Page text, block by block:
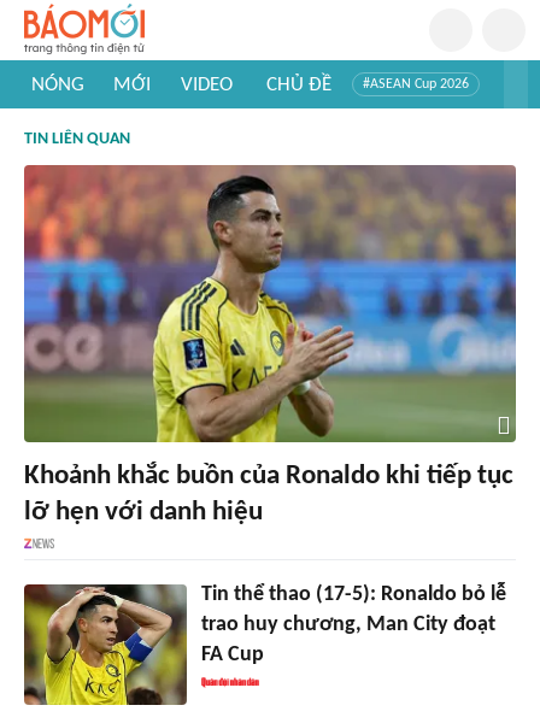
NÓNG MỚI VIDEO CHỦ ĐỀ #ASEAN Cup 2026
#Khám phá thế giới
TIN LIÊN QUAN
Khoảnh khắc buồn của Ronaldo khi tiếp tục
lỡ hẹn với danh hiệu
Tin thể thao (17-5): Ronaldo bỏ lễ
trao huy chương, Man City đoạt
FA Cup